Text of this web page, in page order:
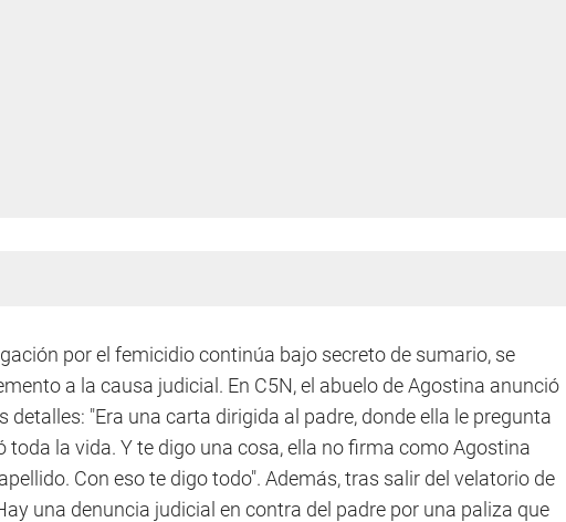
por el femicidio continúa bajo secreto de sumario, se
a la causa judicial. En C5N, el abuelo de Agostina anunció
detalles: "Era una carta dirigida al padre, donde ella le pregunta
toda la vida. Y te digo una cosa, ella no firma como Agostina
Con eso te digo todo". Además, tras salir del velatorio de
una denuncia judicial en contra del padre por una paliza que